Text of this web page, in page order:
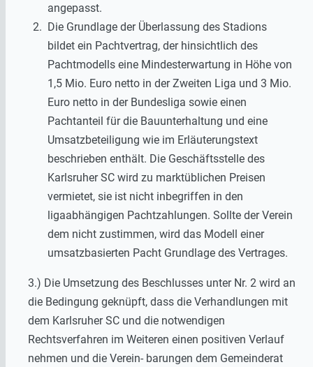
angepasst.
Die Grundlage der Überlassung des Stadions
bildet ein Pachtvertrag, der hinsichtlich des
Pachtmodells eine Mindesterwartung in Höhe von
1,5 Mio. Euro netto in der Zweiten Liga und 3 Mio.
Euro netto in der Bundesliga sowie einen
Pachtanteil für die Bauunterhaltung und eine
Umsatzbeteiligung wie im Erläuterungstext
beschrieben enthält. Die Geschäftsstelle des
Karlsruher SC wird zu marktüblichen Preisen
vermietet, sie ist nicht inbegriffen in den
ligaabhängigen Pachtzahlungen. Sollte der Verein
dem nicht zustimmen, wird das Modell einer
umsatzbasierten Pacht Grundlage des Vertrages.
3.) Die Umsetzung des Beschlusses unter Nr. 2 wird an
die Bedingung geknüpft, dass die Verhandlungen mit
dem Karlsruher SC und die notwendigen
Rechtsverfahren im Weiteren einen positiven Verlauf
nehmen und die Verein- barungen dem Gemeinderat